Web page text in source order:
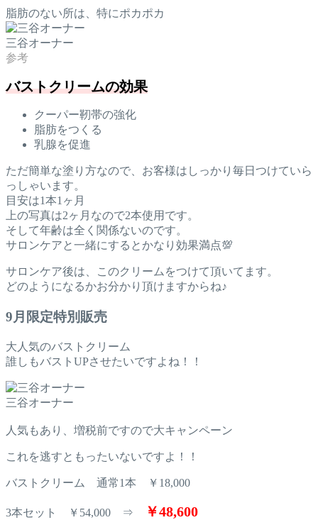
脂肪のない所は、特にポカポカ
三谷オーナー
バストクリームの効果
クーパー靭帯の強化
脂肪をつくる
乳腺を促進
ただ簡単な塗り方なので、お客様はしっかり毎日つけていら
っしゃいます。
目安は1本1ヶ月
上の写真は2ヶ月なので2本使用です。
そして年齢は全く関係ないのです。
サロンケアと一緒にするとかなり効果満点💯
サロンケア後は、このクリームをつけて頂いてます。
どのようになるかお分かり頂けますからね♪
9月限定特別販売
大人気のバストクリーム
誰しもバストUPさせたいですよね！！
三谷オーナー
人気もあり、増税前ですので大キャンペーン
これを逃すともったいないですよ！！
バストクリーム 通常1本 ￥18,000
3本セット ￥54,000 ⇒ ￥48,600